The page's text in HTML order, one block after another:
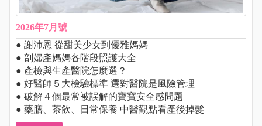
2026年7月號
● 謝沛恩 從甜美少女到優雅媽媽
● 剖婦產媽媽各階段照護大全
● 產檢與生產醫院怎麼選？
● 好醫師５大檢驗標準 選對醫院是風險管理
● 破解４個最常被誤解的寶寶安全感問題
● 藥膳、茶飲、日常保養 中醫觀點看產後掉髮